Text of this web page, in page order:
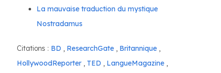
La mauvaise traduction du mystique
Nostradamus
Citations : BD , ResearchGate , Britannique ,
HollywoodReporter , TED , LangueMagazine ,